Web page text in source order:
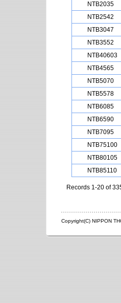
NTB2035
NTB2542
NTB3047
NTB3552
NTB40603
NTB4565
NTB5070
NTB5578
NTB6085
NTB6590
NTB7095
NTB75100
NTB80105
NTB85110
Records 1-20 of
Copyright(C) NIPPON